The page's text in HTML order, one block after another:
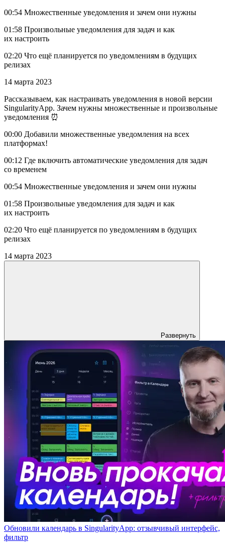
00:54 Множественные уведомления и зачем они нужны
01:58 Произвольные уведомления для задач и как
их настроить
02:20 Что ещё планируется по уведомлениям в будущих
релизах
14 марта 2023
Рассказываем, как настраивать уведомления в новой версии
SingularityApp. Зачем нужны множественные и произвольные
уведомления ⏰
00:00 Добавили множественные уведомления на всех
платформах!
00:12 Где включить автоматические уведомления для задач
со временем
00:54 Множественные уведомления и зачем они нужны
01:58 Произвольные уведомления для задач и как
их настроить
02:20 Что ещё планируется по уведомлениям в будущих
релизах
14 марта 2023
Развернуть
Обновили календарь в SingularityApp: отзывчивый интерфейс,
фильтр